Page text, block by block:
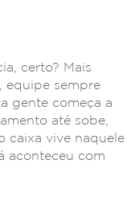
certo? Mais
equipe sempre
gente começa a
até sobe,
caixa vive naquele
aconteceu com